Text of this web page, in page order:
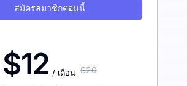
สมัครสมาชิกตอนนี้
$12 / เดือน $20